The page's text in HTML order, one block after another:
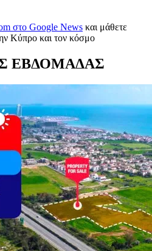
στο Google News και μάθετε
Κύπρο και τον κόσμο
ΕΒΔΟΜΑΔΑΣ